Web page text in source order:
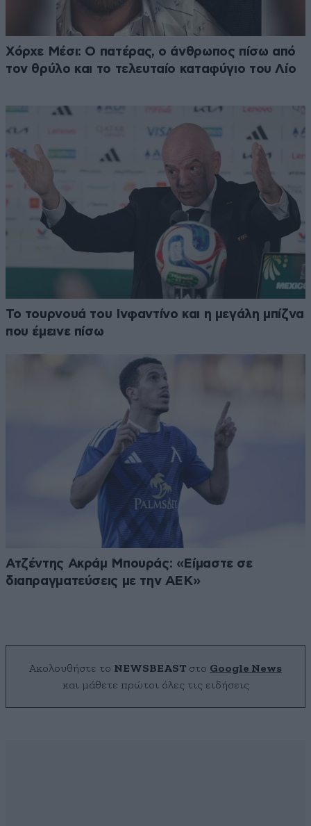
Χόρχε Μέσι: Ο πατέρας, ο άνθρωπος πίσω από
τον θρύλο και το τελευταίο καταφύγιο του Λίο
Το τουρνουά του Ινφαντίνο και η μεγάλη μπίζνα
που έμεινε πίσω
Ατζέντης Ακράμ Μπουράς: «Είμαστε σε
διαπραγματεύσεις με την ΑΕΚ»
Ακολουθήστε το NEWSBEAST στο Google News
και μάθετε πρώτοι όλες τις ειδήσεις